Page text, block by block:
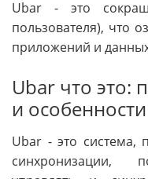
Ubar - это
пользователя), что
приложений и
Ubar что это:
и
Ubar - это система,
синхронизации,